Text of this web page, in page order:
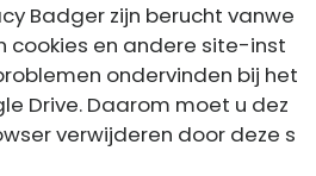
Badger zijn berucht vanwe
cookies en andere site-inst
ondervinden bij het
Drive. Daarom moet u dez
verwijderen door deze s